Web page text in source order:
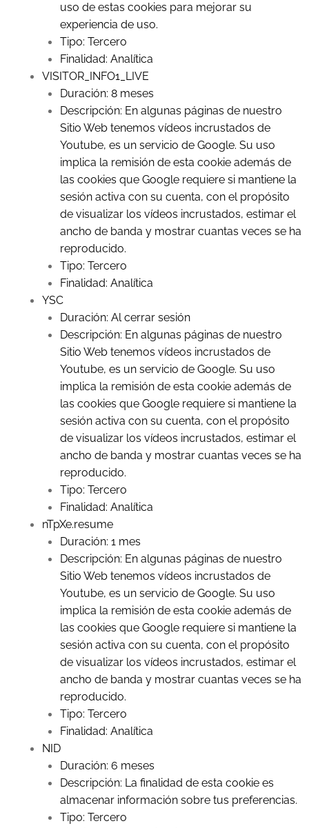
uso de estas cookies para mejorar su
experiencia de uso.
Tipo: Tercero
Finalidad: Analítica
VISITOR_INFO1_LIVE
Duración: 8 meses
Descripción: En algunas páginas de nuestro
Sitio Web tenemos vídeos incrustados de
Youtube, es un servicio de Google. Su uso
implica la remisión de esta cookie además de
las cookies que Google requiere si mantiene la
sesión activa con su cuenta, con el propósito
de visualizar los vídeos incrustados, estimar el
ancho de banda y mostrar cuantas veces se ha
reproducido.
Tipo: Tercero
Finalidad: Analítica
YSC
Duración: Al cerrar sesión
Descripción: En algunas páginas de nuestro
Sitio Web tenemos vídeos incrustados de
Youtube, es un servicio de Google. Su uso
implica la remisión de esta cookie además de
las cookies que Google requiere si mantiene la
sesión activa con su cuenta, con el propósito
de visualizar los vídeos incrustados, estimar el
ancho de banda y mostrar cuantas veces se ha
reproducido.
Tipo: Tercero
Finalidad: Analítica
nTpXe.resume
Duración: 1 mes
Descripción: En algunas páginas de nuestro
Sitio Web tenemos vídeos incrustados de
Youtube, es un servicio de Google. Su uso
implica la remisión de esta cookie además de
las cookies que Google requiere si mantiene la
sesión activa con su cuenta, con el propósito
de visualizar los vídeos incrustados, estimar el
ancho de banda y mostrar cuantas veces se ha
reproducido.
Tipo: Tercero
Finalidad: Analítica
NID
Duración: 6 meses
Descripción: La finalidad de esta cookie es
almacenar información sobre tus preferencias.
Tipo: Tercero